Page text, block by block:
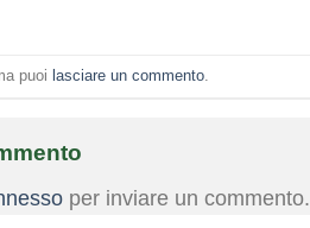
puoi lasciare un commento
per inviare un commento.